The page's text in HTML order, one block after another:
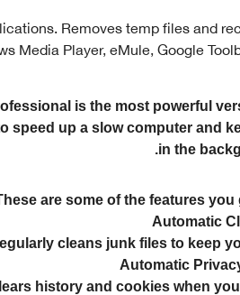
Removes temp files and
Media Player, eMule, Google
is the most powerful
speed up a slow computer and
in the
are some of the features you
Automatic
cleans junk files to keep
Automatic
history and cookies when